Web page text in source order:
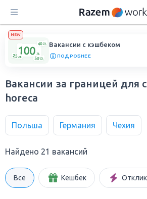
NEW
Вакансии с кэшбеком
ПОДРОБНЕЕ
Вакансии за границей для
horeca
Польша Германия Чехия
Найдено 21 вакансий
Все Кешбек